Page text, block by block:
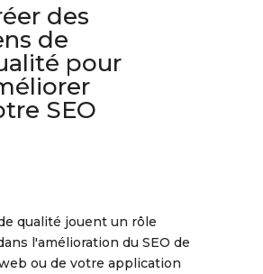
des
de
pour
SEO
qualité jouent un rôle
l'amélioration du SEO de
ou de votre application